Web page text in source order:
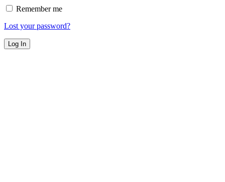
Remember me
Lost your password?